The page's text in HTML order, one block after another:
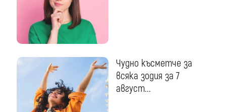
Чудно късметче за
всяка зодия за 7
август...